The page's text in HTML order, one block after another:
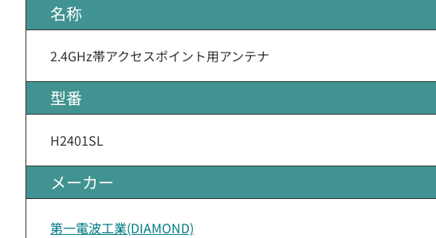
名称
2.4GHz帯アクセスポイント用アンテナ
型番
H2401SL
メーカー
第一電波工業(DIAMOND)